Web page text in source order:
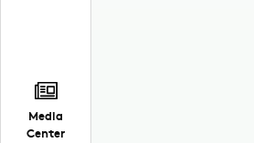
Media
Center